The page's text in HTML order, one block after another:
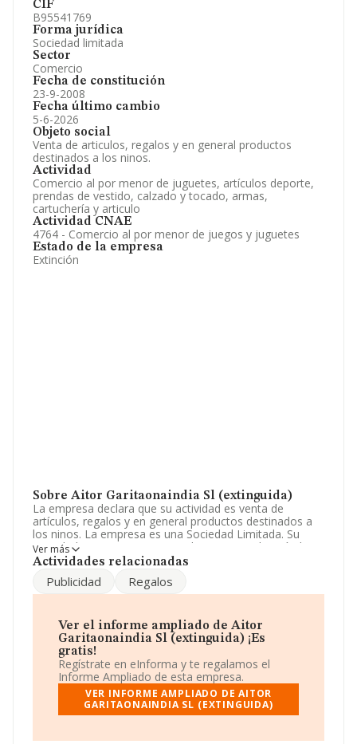
CIF
B95541769
Forma jurídica
Sociedad limitada
Sector
Comercio
Fecha de constitución
23-9-2008
Fecha último cambio
5-6-2026
Objeto social
Venta de articulos, regalos y en general productos
destinados a los ninos.
Actividad
Comercio al por menor de juguetes, artículos deporte,
prendas de vestido, calzado y tocado, armas,
cartuchería y articulo
Actividad CNAE
4764 - Comercio al por menor de juegos y juguetes
Estado de la empresa
Extinción
Sobre Aitor Garitaonaindia Sl (extinguida)
La empresa declara que su actividad es venta de
artículos, regalos y en general productos destinados a
los ninos. La empresa es una Sociedad Limitada. Su
actividad CNAE es 'Comercio al por menor de artículos
deportivos en establecimientos especializados' con
mercados exteriores.
cifras existentes en la base de datos de INFORMA, el
número de empleados ha estado por encima de la
media de sector.
Para ponerse en contacto con sus oficinas, la empresa
facilita el número de teléfono 944399752 y su correo es
maga@magabilbao.es.
(extinguida), con NIF B95541769, tiene su domicilio
Ver más
Actividades relacionadas
Publicidad Regalos
Ver el informe ampliado de Aitor
Garitaonaindia Sl (extinguida) ¡Es
gratis!
Regístrate en eInforma y te regalamos el
Informe Ampliado de esta empresa.
VER INFORME AMPLIADO DE AITOR
GARITAONAINDIA SL (EXTINGUIDA)